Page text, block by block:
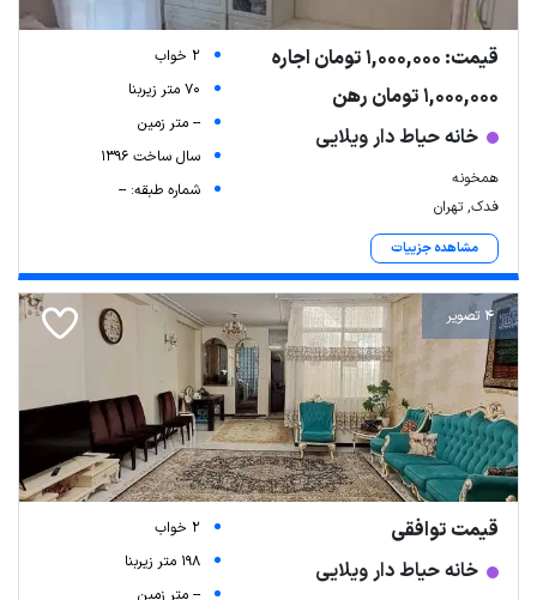
قیمت: 1,000,000 تومان اجاره
1,000,000 تومان رهن
خانه حیاط دار ویلایی
همخونه
فدک, تهران
مشاهده جزییات
2 خواب
70 متر زیربنا
-- متر زمین
سال ساخت 1396
شماره طبقه: --
4 تصویر
قیمت توافقی
خانه حیاط دار ویلایی
2 خواب
198 متر زیربنا
-- متر زمین